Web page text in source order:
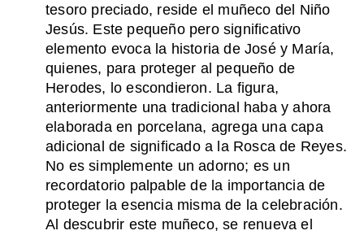
tesoro preciado, reside el muñeco del Niño
Jesús. Este pequeño pero significativo
elemento evoca la historia de José y María,
quienes, para proteger al pequeño de
Herodes, lo escondieron. La figura,
anteriormente una tradicional haba y ahora
elaborada en porcelana, agrega una capa
adicional de significado a la Rosca de Reyes.
No es simplemente un adorno; es un
recordatorio palpable de la importancia de
proteger la esencia misma de la celebración.
Al descubrir este muñeco, se renueva el